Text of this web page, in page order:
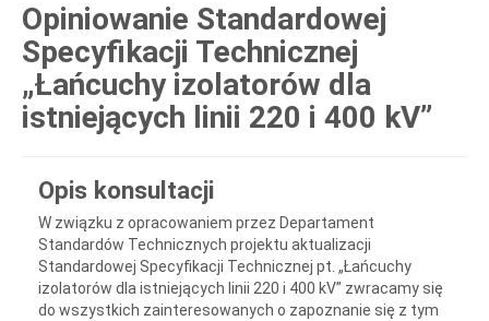
Opiniowanie Standardowej
Specyfikacji Technicznej
„Łańcuchy izolatorów dla
istniejących linii 220 i 400 kV”
Opis konsultacji
W związku z opracowaniem przez Departament
Standardów Technicznych projektu aktualizacji
Standardowej Specyfikacji Technicznej pt. „Łańcuchy
izolatorów dla istniejących linii 220 i 400 kV” zwracamy się
do wszystkich zainteresowanych o zapoznanie się z tym